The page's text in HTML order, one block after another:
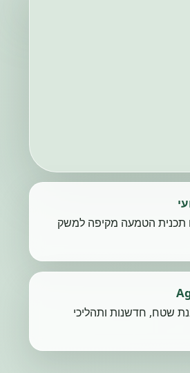
הטמעה מקיפה למשק
שטח, חדשנות ותהליכי